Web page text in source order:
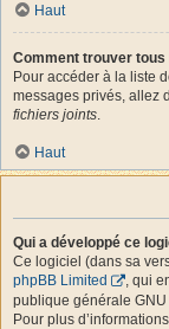
Haut
Comment trouver
Pour accéder à la liste
messages privés, allez
fichiers joints.
Haut
Qui a développé ce
Ce logiciel (dans sa
phpBB Limited
, qui
publique générale GNU
Pour plus